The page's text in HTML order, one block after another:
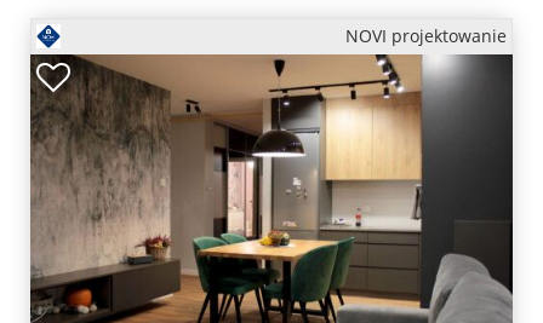
NOVI projektowanie